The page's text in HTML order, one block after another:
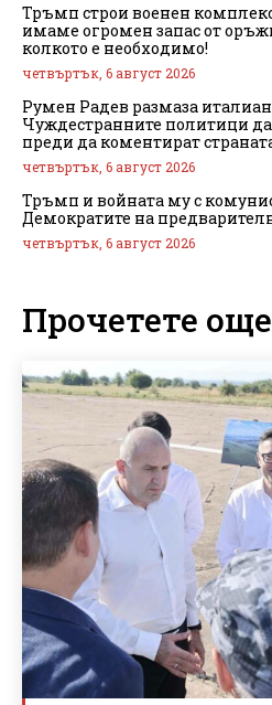
Тръмп строи военен
имаме огромен запас от
колкото е необходимо!
четвъртък, 6 август 2026
Румен Радев размаза
Чуждестранните политици да
преди да коментират
четвъртък, 6 август 2026
Тръмп и войната му с
Демократите на
четвъртък, 6 август 2026
Прочетете още